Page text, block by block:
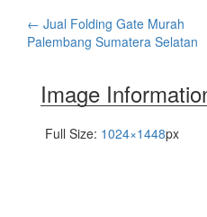
← Jual Folding Gate Murah
Palembang Sumatera Selatan
Image
Full Size: 1024×1448px